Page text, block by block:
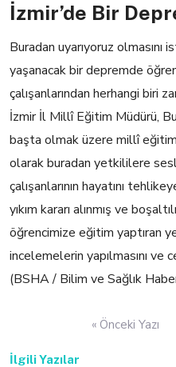
İzmir’de Bir
Buradan uyarıyoruz olmasını
yaşanacak bir depremde
çalışanlarından herhangi biri
İzmir İl Millî Eğitim Müdürü,
başta olmak üzere millî
olarak buradan yetkililere
çalışanlarının hayatını
yıkım kararı alınmış ve
öğrencimize eğitim yaptıran
incelemelerin yapılmasını ve
(BSHA / Bilim ve Sağlık
« Önceki Yazı
İlgili Yazılar